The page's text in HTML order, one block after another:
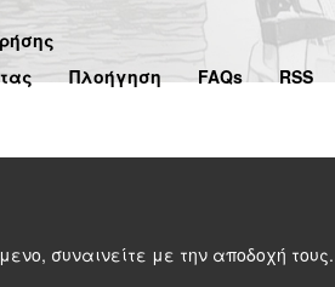
Πλοήγηση FAQs RSS
συναινείτε με την αποδοχή τους.